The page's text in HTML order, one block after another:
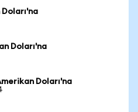
Doları'na
Doları'na